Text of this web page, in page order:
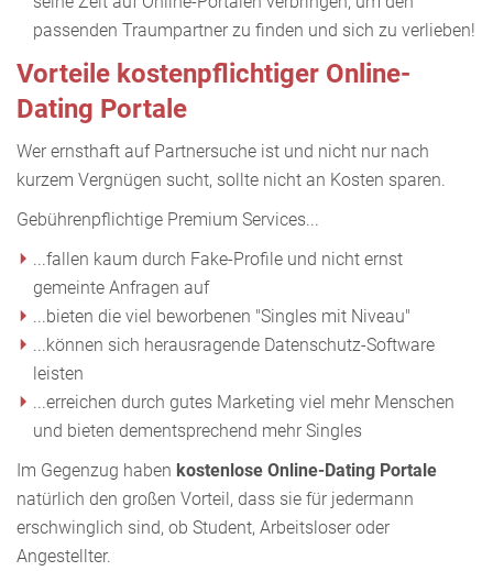
passenden Traumpartner zu finden und sich zu verlieben!
Vorteile kostenpflichtiger Online-
Dating Portale
Wer ernsthaft auf Partnersuche ist und nicht nur nach
kurzem Vergnügen sucht, sollte nicht an Kosten sparen.
Gebührenpflichtige Premium Services...
...fallen kaum durch Fake-Profile und nicht ernst
gemeinte Anfragen auf
...bieten die viel beworbenen "Singles mit Niveau"
...können sich herausragende Datenschutz-Software
leisten
...erreichen durch gutes Marketing viel mehr Menschen
und bieten dementsprechend mehr Singles
Im Gegenzug haben kostenlose Online-Dating Portale
natürlich den großen Vorteil, dass sie für jedermann
erschwinglich sind, ob Student, Arbeitsloser oder
Angestellter.